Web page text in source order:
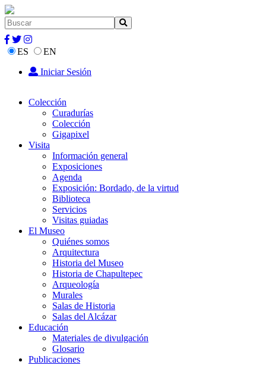
ES
EN
Iniciar Sesión
Colección
Curadurías
Colección
Gigapixel
Visita
Información general
Exposiciones
Agenda
Exposición: Bordado, de la virtud
Biblioteca
Servicios
Visitas guiadas
El Museo
Quiénes somos
Arquitectura
Historia del Museo
Historia de Chapultepec
Arqueología
Murales
Salas de Historia
Salas del Alcázar
Educación
Materiales de divulgación
Glosario
Publicaciones